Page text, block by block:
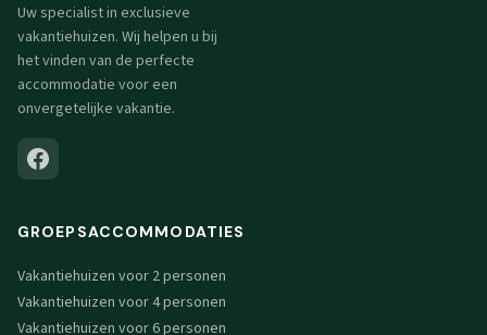
Uw specialist in exclusieve
vakantiehuizen. Wij helpen u bij
het vinden van de perfecte
accommodatie voor een
onvergetelijke vakantie.
GROEPSACCOMMODATIES
Vakantiehuizen voor 2 personen
Vakantiehuizen voor 4 personen
Vakantiehuizen voor 6 personen